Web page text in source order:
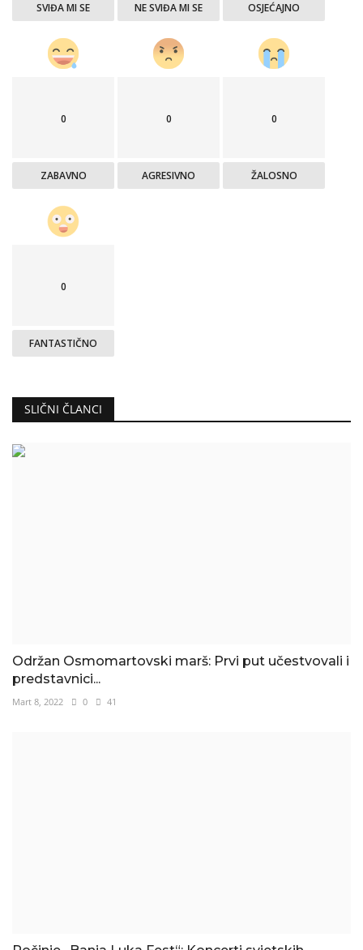
SVIĐA MI SE NE SVIĐA MI SE OSJEĆAJNO
0
ZABAVNO
0
AGRESIVNO
0
ŽALOSNO
0
FANTASTIČNO
SLIČNI ČLANCI
Održan Osmomartovski marš: Prvi put učestvovali i
predstavnici...
Mart 8, 2022 0 41